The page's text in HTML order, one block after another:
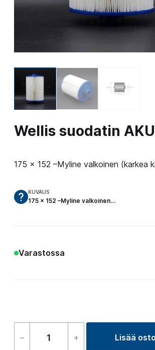
Wellis suodatin
175 × 152 –Myline valkoinen (karkea
KUVAUS
175 × 152 –Myline valkoinen…
Varastossa
–
Wellis
+ Lisää